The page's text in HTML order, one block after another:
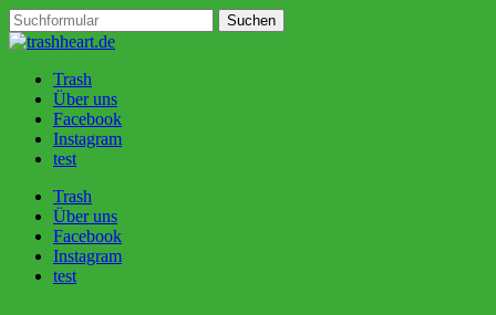
Trash
Über uns
Facebook
Instagram
test
Trash
Über uns
Facebook
Instagram
test